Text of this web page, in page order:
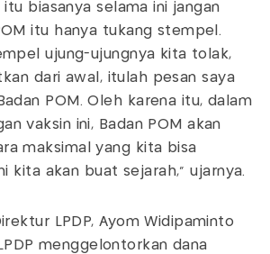
biasanya selama ini jangan
itu hanya tukang stempel.
ujung-ujungnya kita tolak,
dari awal, itulah pesan saya
POM. Oleh karena itu, dalam
vaksin ini, Badan POM akan
maksimal yang kita bisa
kita akan buat sejarah," ujarnya.
LPDP, Ayom Widipaminto
menggelontorkan dana